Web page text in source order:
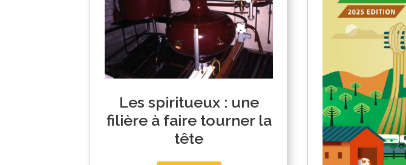
Les spiritueux : une
filière à faire tourner la
tête